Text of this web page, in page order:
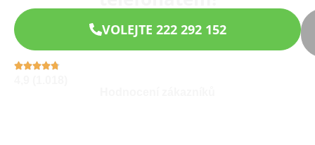
VOLEJTE 222 292 152